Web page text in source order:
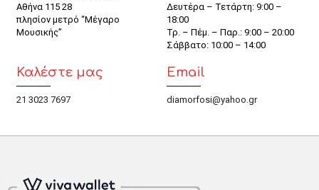
Αθήνα 115 28
πλησίον μετρό “Μέγαρο
Μουσικής”
Δευτέρα – Τετάρτη: 9:00 –
18:00
Τρ. – Πέμ. – Παρ.: 9:00 – 20:00
Σάββατο: 10:00 – 14:00
Καλέστε μας
21 3023 7697
Email
diamorfosi@yahoo.gr